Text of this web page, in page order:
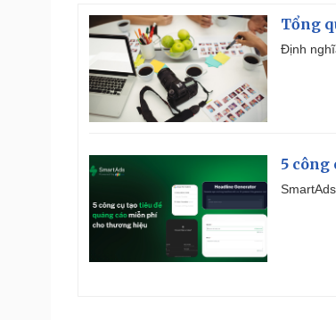
Tổng
Định
5 công